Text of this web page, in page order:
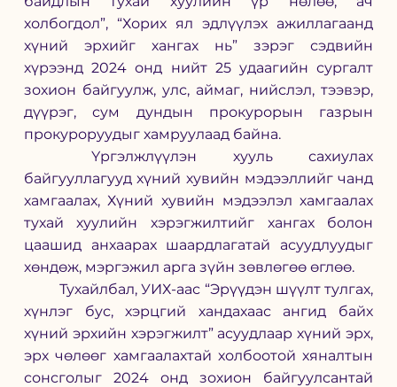
холбогдол”, “Хорих ял эдлүүлэх ажиллагаанд
хүний эрхийг хангах нь” зэрэг сэдвийн
хүрээнд 2024 онд нийт 25 удаагийн сургалт
зохион байгуулж, улс, аймаг, нийслэл, тээвэр,
дүүрэг, сум дундын прокурорын газрын
прокуроруудыг хамруулаад байна.
	Үргэлжлүүлэн хууль сахиулах
байгууллагууд хүний хувийн мэдээллийг чанд
хамгаалах, Хүний хувийн мэдээлэл хамгаалах
тухай хуулийн хэрэгжилтийг хангах болон
цаашид анхаарах шаардлагатай асуудлуудыг
хөндөж, мэргэжил арга зүйн зөвлөгөө өглөө.
	Тухайлбал, УИХ-аас “Эрүүдэн шүүлт тулгах,
хүнлэг бус, хэрцгий хандахаас ангид байх
хүний эрхийн хэрэгжилт” асуудлаар хүний эрх,
эрх чөлөөг хамгаалахтай холбоотой хяналтын
сонсголыг 2024 онд зохион байгуулсантай